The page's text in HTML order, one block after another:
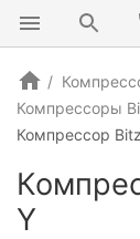
Компрессоры
Компрессор
Y